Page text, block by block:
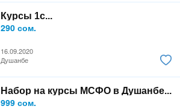
Курсы 1с...
290 сом.
16.09.2020
Душанбе
Набор на курсы МСФО в Душанбе...
999 сом.